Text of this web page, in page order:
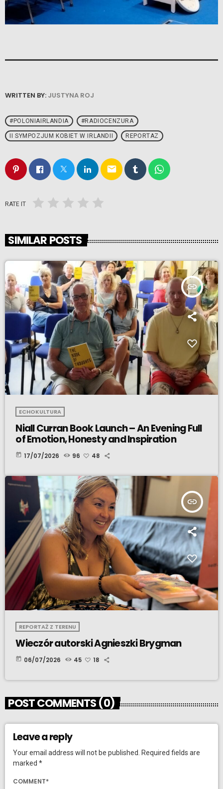
WRITTEN BY: JUSTYNA ROJ
#POLONIAIRLANDIA #RADIOCENZURA
II SYMPOZJUM KOBIET W IRLANDII REPORTAZ
email
RATE IT
SIMILAR POSTS
insert_link
ECHOKULTURA
Niall Curran Book Launch – An Evening Full
of Emotion, Honesty and Inspiration
today 17/07/2026 96 48
insert_link
REPORTAŻ Z TERENU
Wieczór autorski Agnieszki Brygman
today 06/07/2026 45 18
POST COMMENTS (0)
Leave a reply
Your email address will not be published. Required fields are
marked *
COMMENT*